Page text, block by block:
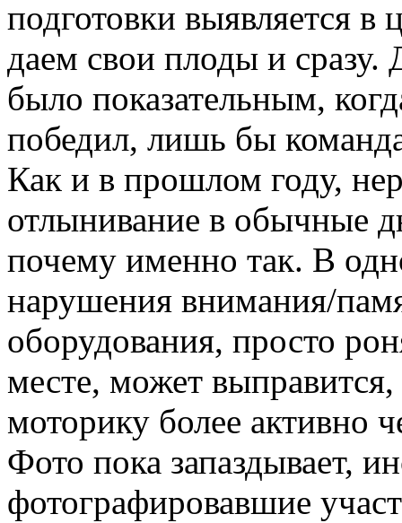
подготовки выявляется в
даем свои плоды и сразу.
было показательным,
победил, лишь бы
Как и в прошлом году,
отлынивание в обычные
почему именно так. В
нарушения внимания/
оборудования, просто
месте, может
моторику более активно
Фото пока запаздывает,
фотографировавшие